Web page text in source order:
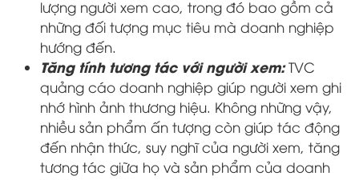
lượng người xem cao, trong đó bao gồm cả
những đối tượng mục tiêu mà doanh nghiệp
hướng đến.
Tăng tính tương tác với người xem: TVC
quảng cáo doanh nghiệp giúp người xem ghi
nhớ hình ảnh thương hiệu. Không những vậy,
nhiều sản phẩm ấn tượng còn giúp tác động
đến nhận thức, suy nghĩ của người xem, tăng
tương tác giữa họ và sản phẩm của doanh